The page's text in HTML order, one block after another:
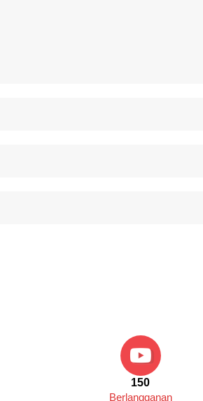
150
Berlangganan